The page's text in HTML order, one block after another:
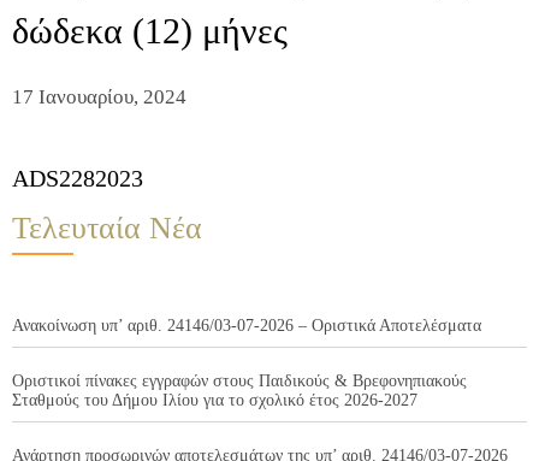
δώδεκα (12) μήνες
17 Ιανουαρίου, 2024
ADS2282023
Τελευταία Νέα
Ανακοίνωση υπ’ αριθ. 24146/03-07-2026 – Οριστικά Αποτελέσματα
Οριστικοί πίνακες εγγραφών στους Παιδικούς & Βρεφονηπιακούς
Σταθμούς του Δήμου Ιλίου για το σχολικό έτος 2026-2027
Ανάρτηση προσωρινών αποτελεσμάτων της υπ’ αριθ. 24146/03-07-2026